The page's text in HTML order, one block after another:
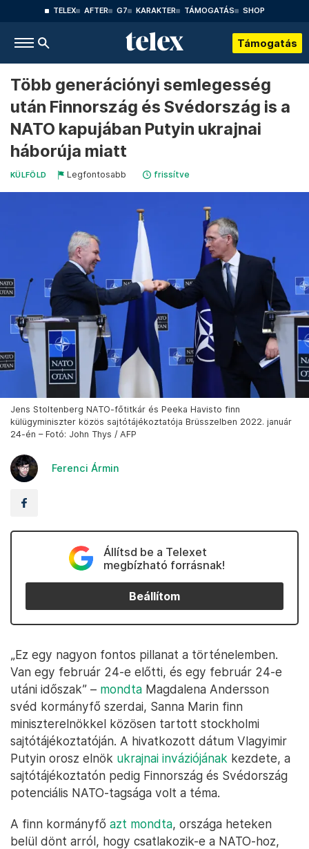
TELEX AFTER G7 KARAKTER TÁMOGATÁS SHOP
Támogatás
Több generációnyi semlegesség
után Finnország és Svédország is a
NATO kapujában Putyin ukrajnai
háborúja miatt
KÜLFÖLD Legfontosabb frissítve
Jens Stoltenberg NATO-főtitkár és Peeka Havisto finn
külügyminiszter közös sajtótájékoztatója Brüsszelben 2022. január
24-én – Fotó: John Thys / AFP
Ferenci Ármin
Állítsd be a Telexet
megbízható forrásnak!
Beállítom
„Ez egy nagyon fontos pillanat a történelemben.
Van egy február 24-e előtti, és egy február 24-e
utáni időszak” – mondta Magdalena Andersson
svéd kormányfő szerdai, Sanna Marin finn
miniszterelnökkel közösen tartott stockholmi
sajtótájékoztatóján. A hivatkozott dátum Vlagyimir
Putyin orosz elnök ukrajnai inváziójának kezdete, a
sajtótájékoztatón pedig Finnország és Svédország
potenciális NATO-tagsága volt a téma.
A finn kormányfő azt mondta, országa heteken
belül dönt arról, hogy csatlakozik-e a NATO-hoz,